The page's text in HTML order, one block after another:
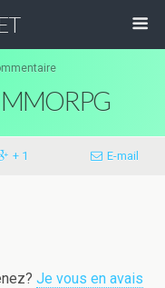
MMORPG
+ 1 E-mail
Je vous en avais